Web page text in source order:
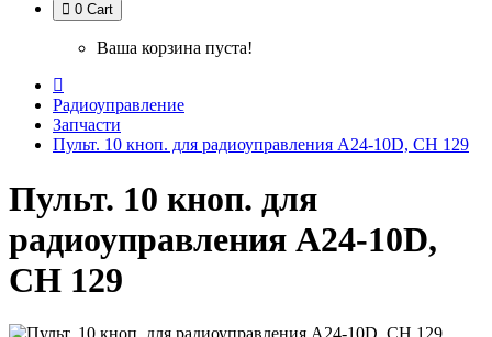
0 Cart
Ваша корзина пуста!
Радиоуправление
Запчасти
Пульт. 10 кноп. для радиоуправления А24-10D, СН 129
Пульт. 10 кноп. для
радиоуправления А24-10D,
СН 129